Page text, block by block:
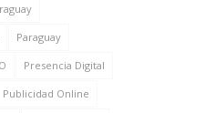
Paraguay
Presencia Digital
Publicidad Online